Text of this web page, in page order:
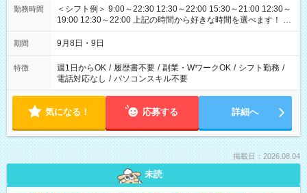
勤務時間
＜シフト例＞ 9:00～22:30 12:30～22:00 15:30～21:00 12:30～
19:00 12:30～22:00 上記の時間から好きな時間を選べます！ ※
時間は変更となる可能性があります
期間 9月8日・9日
特徴 週1日からOK / 履歴書不要 / 副業・WワークOK / シフト勤務 /
電話対応なし / パソコンスキル不要
気になる！ 応募する 詳細へ
掲載日：2026.08.04
未読